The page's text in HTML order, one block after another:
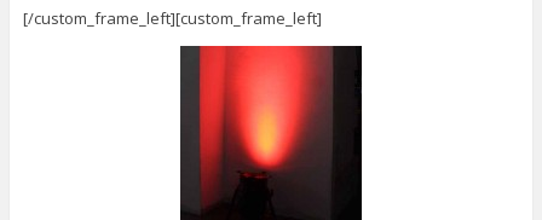
[/custom_frame_left][custom_frame_left]